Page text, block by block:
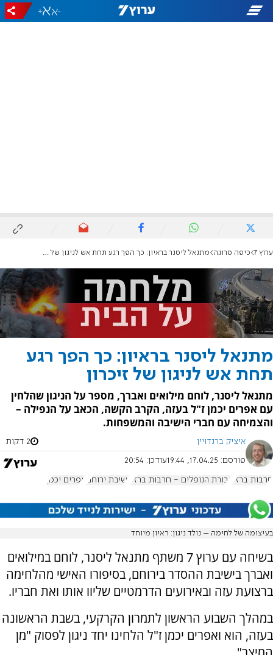
-
+
ערוץ 7 כיפה סרוגה מתנאל ליסנר בראיון: כך הפך רגע תחת אש לניגון של זיכרון
מתנאל ליסנר בראיון: כך הפך רגע
תחת אש לניגון של זיכרון
מתנאל ליסנר, לוחם מילואים ואברך, מספר על הניגון שהלחין
עם אפרים יכמן ז"ל בעזה, הקרב הקשה, הכאב על הנפילה –
והצמיחה עם חברי הישיבה והמשפחות.
איציק ברנדויין 2 דקות
פורסם: 17.04.25, 19:44 עודכן: 20:54
חרבות ברזל גבורת הנופלים - חרבות ברזל ישיבת ירוחם אפרים יכמן
בעיצומה של לחימה – נולד ניגון: ראיון מיוחד
בשיחה עם ערוץ 7 משתף מתנאל ליסנר, לוחם במילואים
ואברך בישיבת ההסדר בירוחם, בסיפורו האישי מהלחימה
ברצועת עזה ובאירועים הדרמטיים שליוו אותו ואת חבריו.
במהלך השבוע הראשון לתמרון הקרקעי, בשבת הראשונה
בעזה, הוא ואפרים יכמן ז"ל הלחינו יחד ניגון לפסוק "מן